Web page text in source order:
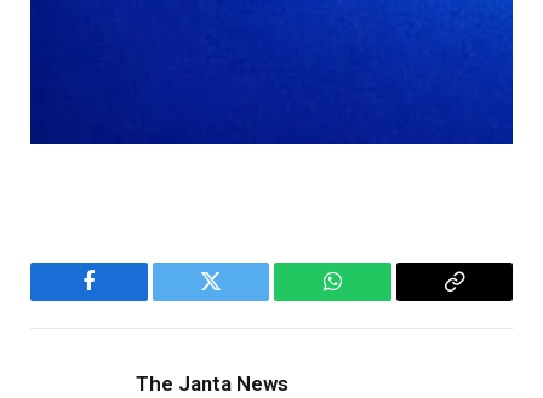
Facebook Twitter WhatsApp
Copy
The Janta News